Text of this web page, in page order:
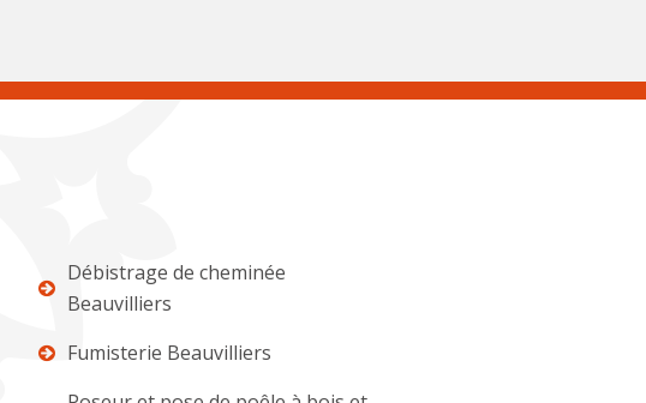
Débistrage de cheminée
Beauvilliers
Fumisterie Beauvilliers